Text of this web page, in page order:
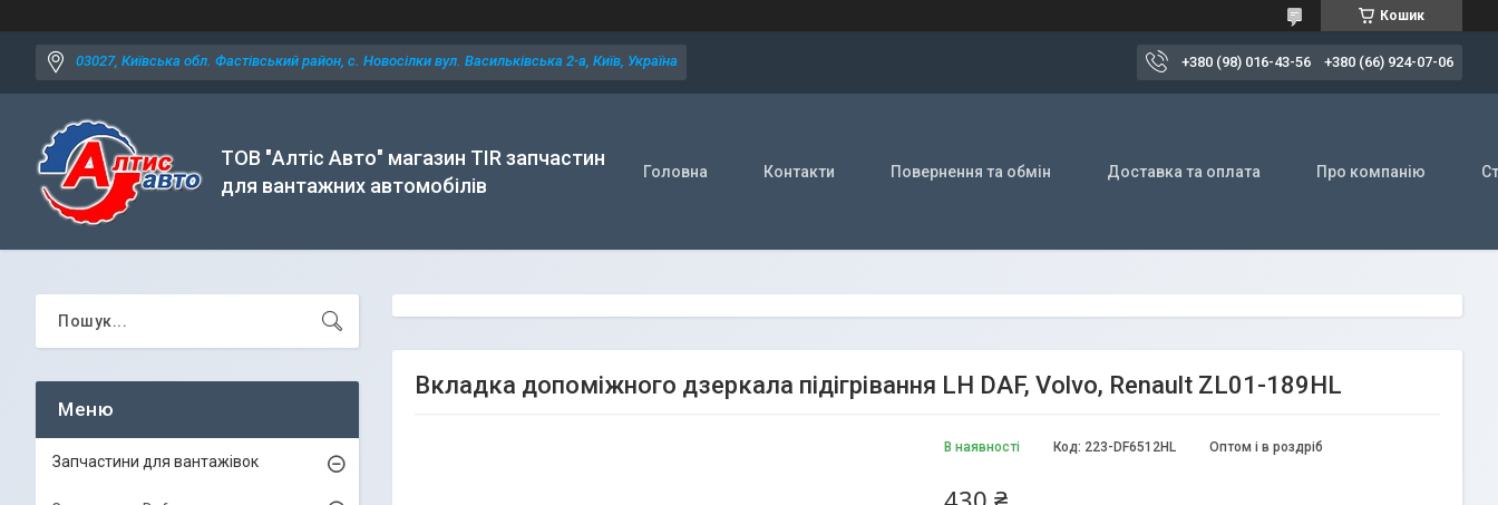
Кошик
03027, Київська обл. Фастівський район, с. Новосілки вул. Васильківська 2-а, Київ, Україна +380 (98) 016-43-56 +380 (66) 924-07-06
ТОВ "Алтіс Авто" магазин TIR запчастин
для вантажних автомобілів
Головна Контакти Повернення та обмін Доставка та оплата Про компанію
Вкладка допоміжного дзеркала підігрівання LH DAF, Volvo, Renault ZL01-189HL
В наявності Оптом і в роздріб
Код: 223-DF6512HL
Запчастини для вантажівок